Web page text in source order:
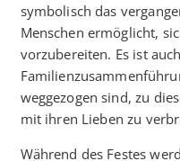
symbolisch das
Menschen ermöglicht,
vorzubereiten. Es ist
weggezogen sind, zu
mit ihren Lieben zu
Während des Festes